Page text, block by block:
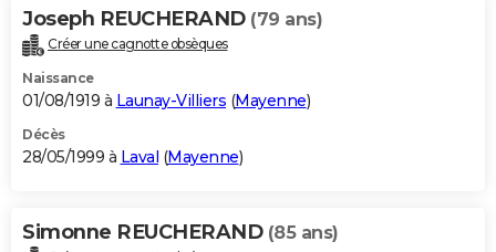
Joseph REUCHERAND (79 ans)
Créer une cagnotte obsèques
Naissance
01/08/1919 à Launay-Villiers (Mayenne)
Décès
28/05/1999 à Laval (Mayenne)
Simonne REUCHERAND (85 ans)